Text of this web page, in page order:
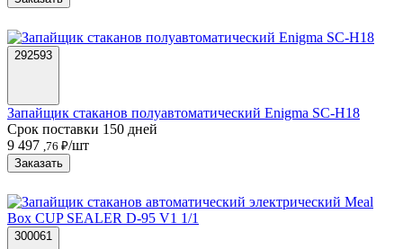
292593
Запайщик стаканов полуавтоматический Enigma SC-H18
Срок поставки 150 дней
9 497 ,76 ₽/шт
Заказать
300061